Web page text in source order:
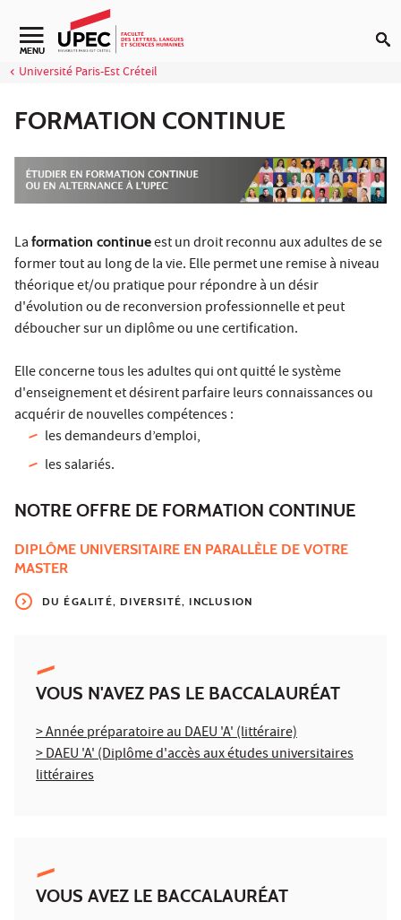
Aller au contenu
Navigation secondaire
MENU
Université Paris-Est Créteil
FORMATION CONTINUE
La formation continueest un droit reconnu aux adultes de se
former tout au long de la vie. Elle permet une remise à niveau
théorique et/ou pratique pour répondre à un désir
d'évolution ou de reconversion professionnelle et peut
déboucher sur un diplôme ou une certification.
Elle concerne tous les adultes qui ont quitté le système
d'enseignement et désirent parfaire leurs connaissances ou
acquérir de nouvelles compétences :
les demandeurs d’emploi,
les salariés.
NOTRE OFFRE DE FORMATION CONTINUE
DIPLÔME UNIVERSITAIRE EN PARALLÈLE DE VOTRE
MASTER
DU ÉGALITÉ, DIVERSITÉ, INCLUSION
VOUS N'AVEZ PAS LE BACCALAURÉAT
> Année préparatoire au DAEU 'A' (littéraire)
> DAEU 'A' (Diplôme d'accès aux études universitaires
littéraires
VOUS AVEZ LE BACCALAURÉAT